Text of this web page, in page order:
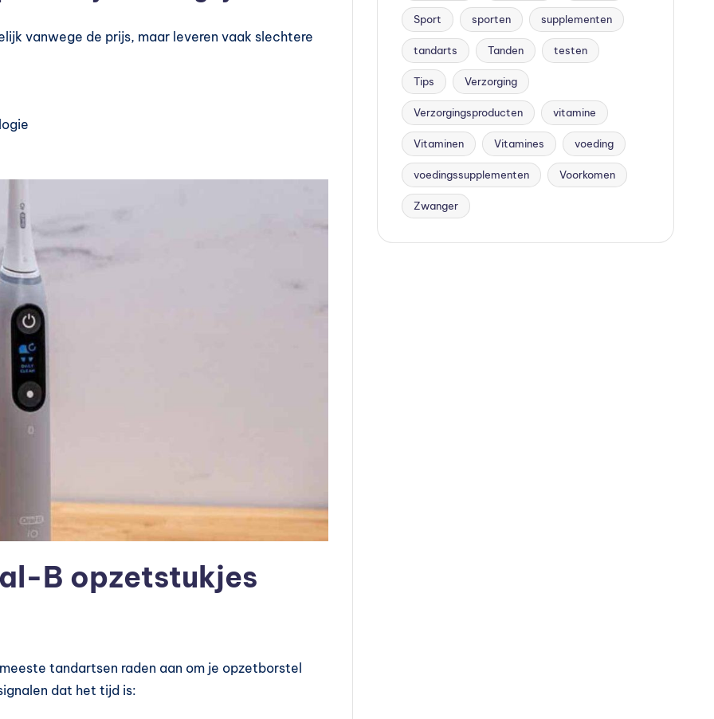
vanwege de prijs, maar leveren vaak slechtere
B opzetstukjes
tandartsen raden aan om je opzetborstel
dat het tijd is:
Sport sporten supplementen
tandarts Tanden testen
Tips Verzorging
Verzorgingsproducten vitamine
Vitaminen Vitamines voeding
voedingssupplementen Voorkomen
Zwanger